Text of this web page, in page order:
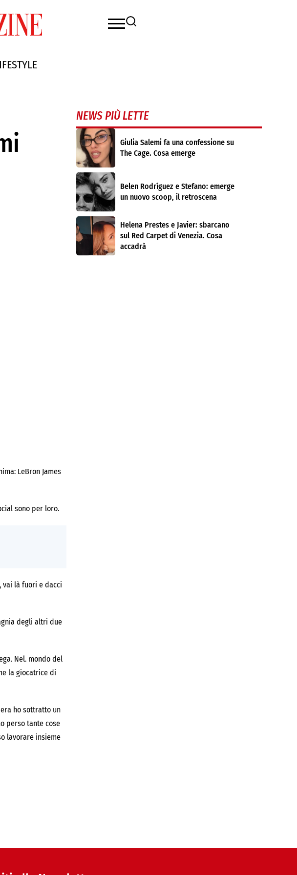
LeBron James
sono per loro.
, vai là fuori e dacci
degli altri due
Nel. mondo del
la giocatrice di
ho sottratto un
perso tante cose
lavorare insieme
NEWS PIÙ LETTE
Giulia Salemi fa una confessione su
The Cage. Cosa emerge
Belen Rodríguez e Stefano: emerge
un nuovo scoop, il retroscena
Helena Prestes e Javier: sbarcano
sul Red Carpet di Venezia. Cosa
accadrà